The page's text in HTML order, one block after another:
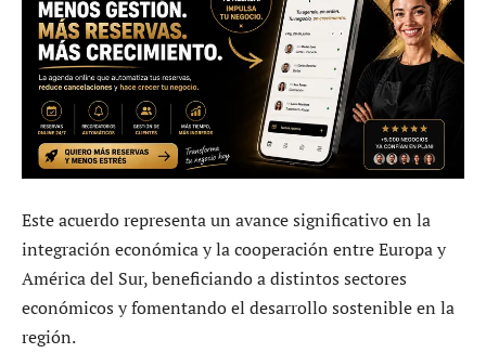
Este acuerdo representa un avance significativo en la
integración económica y la cooperación entre Europa y
América del Sur, beneficiando a distintos sectores
económicos y fomentando el desarrollo sostenible en la
región.